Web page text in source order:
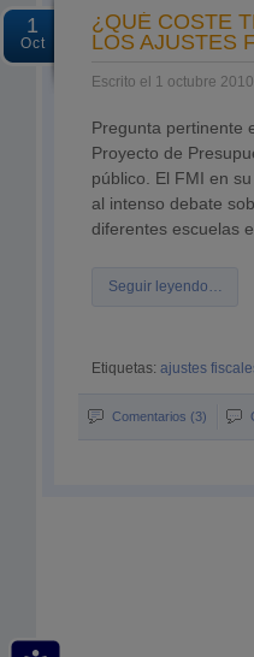
1
Oct
¿QUÉ COSTE
LOS AJUSTES
Escrito el 1 octubre
Pregunta pertinente
Proyecto de
público. El FMI en
al intenso debate
diferentes escuelas
Seguir leyendo…
Etiquetas: ajustes
Comentarios (3)